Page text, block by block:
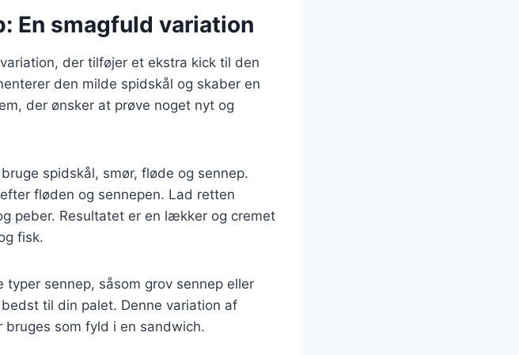
En smagfuld variation
der tilføjer et ekstra kick til den
den milde spidskål og skaber en
der ønsker at prøve noget nyt og
spidskål, smør, fløde og sennep.
fløden og sennepen. Lad retten
peber. Resultatet er en lækker og cremet
fisk.
sennep, såsom grov sennep eller
til din palet. Denne variation af
som fyld i en sandwich.